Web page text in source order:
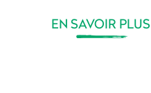
EN SAVOIR PLUS